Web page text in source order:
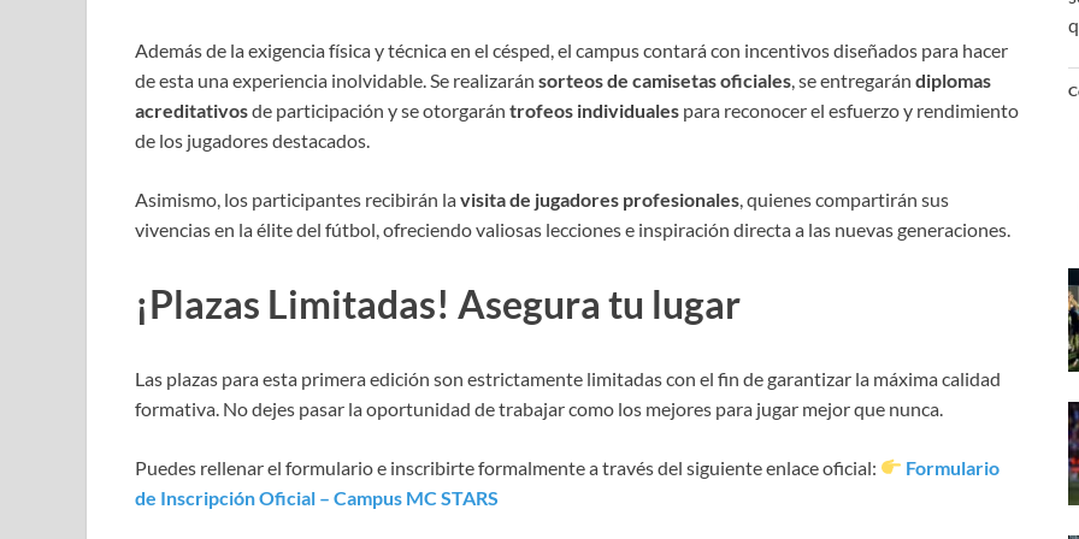
Además de la exigencia física y técnica en el césped, el campus contará con incentivos diseñados para hacer
de esta una experiencia inolvidable. Se realizarán sorteos de camisetas oficiales, se entregarán diplomas
acreditativosde participación y se otorgarán trofeos individuales para reconocer el esfuerzo y rendimiento
de los jugadores destacados.
Asimismo, los participantes recibirán lavisita de jugadores profesionales, quienes compartirán sus
vivencias en la élite del fútbol, ofreciendo valiosas lecciones e inspiración directa a las nuevas generaciones.
¡Plazas Limitadas! Asegura tu lugar
Las plazas para esta primera edición son estrictamente limitadas con el fin de garantizar la máxima calidad
formativa. No dejes pasar la oportunidad de trabajar como los mejores para jugar mejor que nunca.
Puedes rellenar el formulario e inscribirte formalmente a través del siguiente enlace oficial:
Formulario
de Inscripción Oficial – Campus MC STARS